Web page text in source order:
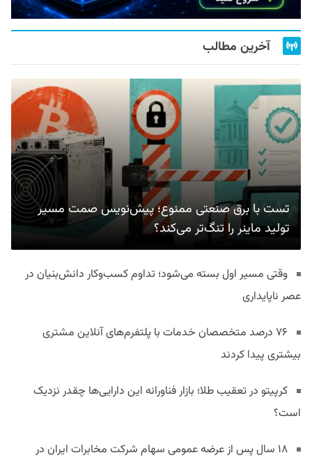
آخرین مطالب
تست با برق صنعتی ممنوع؛ پیش‌نویس صمت مسیر
تولید ماینر را تنگ‌تر می‌کند؟
وقتی مسیر اول بسته می‌شود؛ تداوم کسب‌وکار دانش‌بنیان در
عصر ناپایداری
۷۶ درصد متخصصان خدمات با پلتفرم‌های آنلاین مشتری
بیشتری پیدا کردند
کرپیتو در تعقیب طلا؛ بازار فناورانه این دارایی‌ها چقدر نزدیک
است؟
۱۸ سال پس از عرضه عمومی سهام شرکت مخابرات ایران در